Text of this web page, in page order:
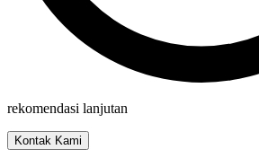
rekomendasi lanjutan
Kontak Kami